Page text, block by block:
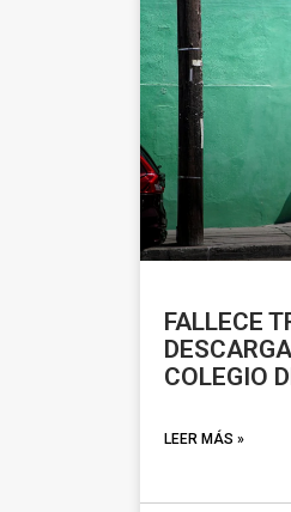
FALLECE
COLEGIO
LEER MÁS »